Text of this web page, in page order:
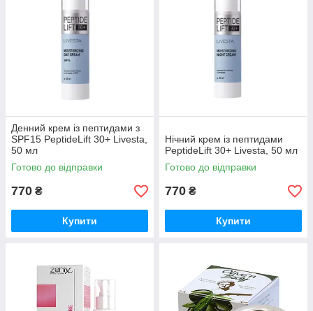
Денний крем із пептидами з
SPF15 PeptideLift 30+ Livesta,
50 мл
Готово до відправки
770 ₴
Купити
Нічний крем із пептидами
PeptideLift 30+ Livesta, 50 мл
Готово до відправки
770 ₴
Купити